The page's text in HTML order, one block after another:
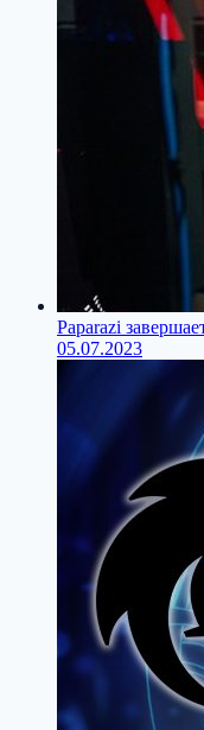
Paparazi
05.07.2023